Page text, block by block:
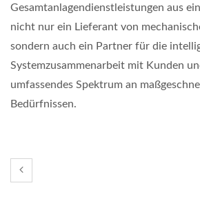
Gesamtanlagendienstleistungen aus
nicht nur ein Lieferant von
sondern auch ein Partner für die
Systemzusammenarbeit mit Kunden
umfassendes Spektrum an
Bedürfnissen.